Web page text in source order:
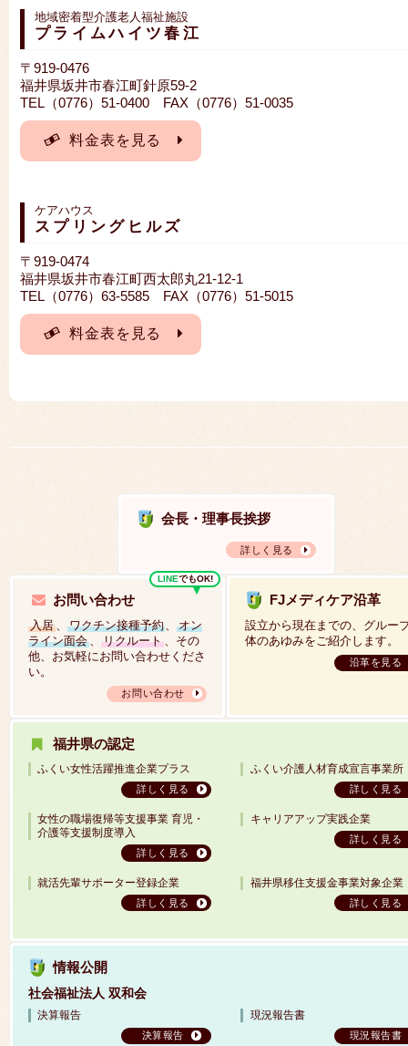
地域密着型介護老人福祉施設
プライムハイツ春江
〒919-0476
福井県坂井市春江町針原59-2
TEL（0776）51-0400 FAX（0776）51-0035
料金表を見る
ケアハウス
スプリングヒルズ
〒919-0474
福井県坂井市春江町西太郎丸21-12-1
TEL（0776）63-5585 FAX（0776）51-5015
料金表を見る
会長・理事長挨拶
詳しく見る
お問い合わせ
LINEでもOK!
入居、 ワクチン接種予約、オン
ライン面会、 リクルート、その
他、お気軽にお問い合わせくださ
い。
お問い合わせ
FJメディケア沿革
設立から現在までの、グルー
体のあゆみをご紹介します。
沿革を見る
福井県の認定
ふくい女性活躍推進企業プラス
詳しく見る
ふくい介護人材育成宣言事業所
詳しく見る
女性の職場復帰等支援事業 育児・
介護等支援制度導入
詳しく見る
キャリアアップ実践企業
詳しく見る
就活先輩サポーター登録企業
詳しく見る
福井県移住支援金事業対象企業
詳しく見る
情報公開
社会福祉法人 双和会
決算報告
決算報告
現況報告書
現況報告書